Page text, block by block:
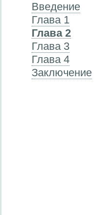
Введение
Глава 1
Глава 2
Глава 3
Глава 4
Заключение